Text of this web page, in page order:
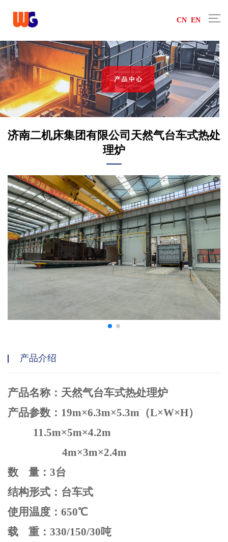
CN EN
济南二机床集团有限公司天然气台车式热处
理炉
产品介绍
产品名称：天然气台车式热处理炉
产品参数： 19m×6.3m×5.3m（L×W×H）
11.5m×5m×4.2m
4m×3m×2.4m
数
量： 3台
结构形式：台车式
使用温度： 650℃
载
重： 330/150/30吨